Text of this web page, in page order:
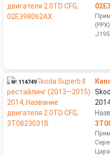
J195
№ 114749